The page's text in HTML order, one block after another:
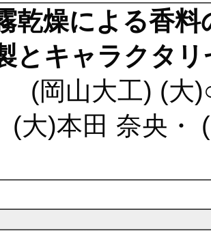
乾燥による香
とキャラクタ
(岡山大工) (大
(大)本田 奈央 ・